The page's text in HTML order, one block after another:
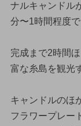
ナルキャンドル
分〜1時間程度
完成まで2時間
富な糸島を観光
キャンドルのほ
フラワープレー